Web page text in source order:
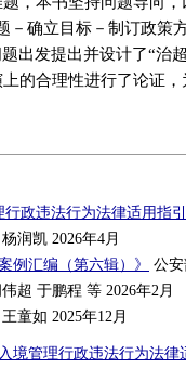
－确立目标－制订政策
出发提出并设计了“治
的合理性进行了论证
政违法行为法律适用指引
杨润凯 2026年4月
例汇编（第六辑）》
公
超 于鹏程 等 2026年2月
王童如 2025年12月
境管理行政违法行为法律